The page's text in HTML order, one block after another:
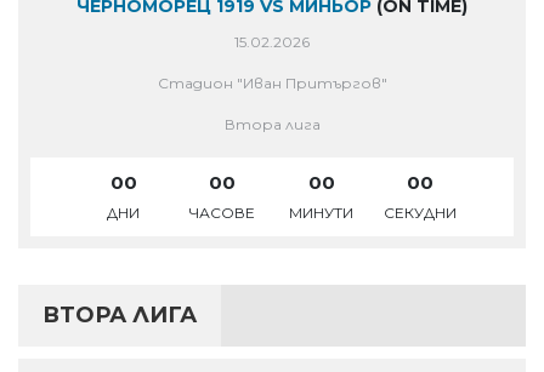
ЧЕРНОМОРЕЦ 1919 VS МИНЬОР (ON TIME)
15.02.2026
Стадион "Иван Притъргов"
Втора лига
00
ДНИ
00
ЧАСОВЕ
00
МИНУТИ
00
СЕКУДНИ
ВТОРА ЛИГА